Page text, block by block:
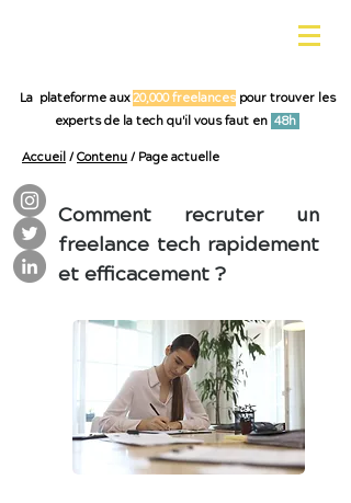
La plateforme aux20,000 freelancespour trouver les
experts de la tech qu'il vous faut en 48h
Accueil / Contenu / Page actuelle
Comment recruter un
freelance tech rapidement
et efficacement ?